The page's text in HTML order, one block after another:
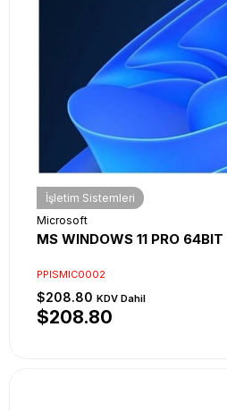
İşletim Sistemleri
Microsoft
MS WINDOWS 11 PRO
PPISMIC0002
$208.80 KDV Dahil
$208.80